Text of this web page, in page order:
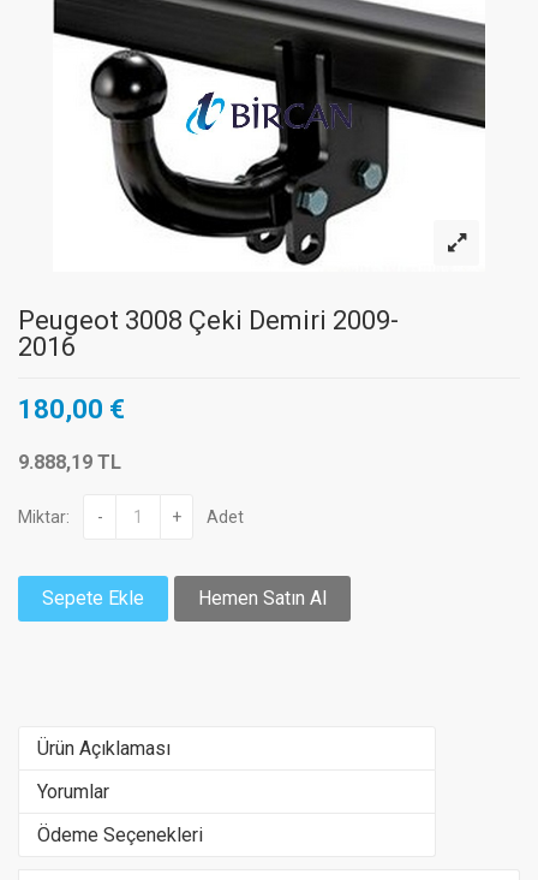
Peugeot 3008 Çeki Demiri 2009-
2016
180,00 €
9.888,19 TL
Miktar: - + Adet
Sepete Ekle Hemen Satın Al
Ürün Açıklaması
Yorumlar
Ödeme Seçenekleri